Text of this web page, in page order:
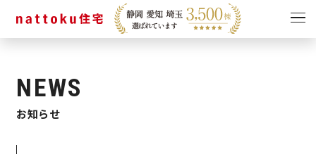
見学会
NEWS
お知らせ